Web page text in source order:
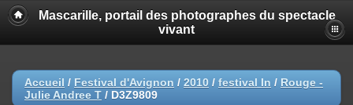
Mascarille, portail des photographes du spectacle
vivant
Accueil / Festival d'Avignon / 2010 / festival In / Rouge -
Julie Andree T / D3Z9809